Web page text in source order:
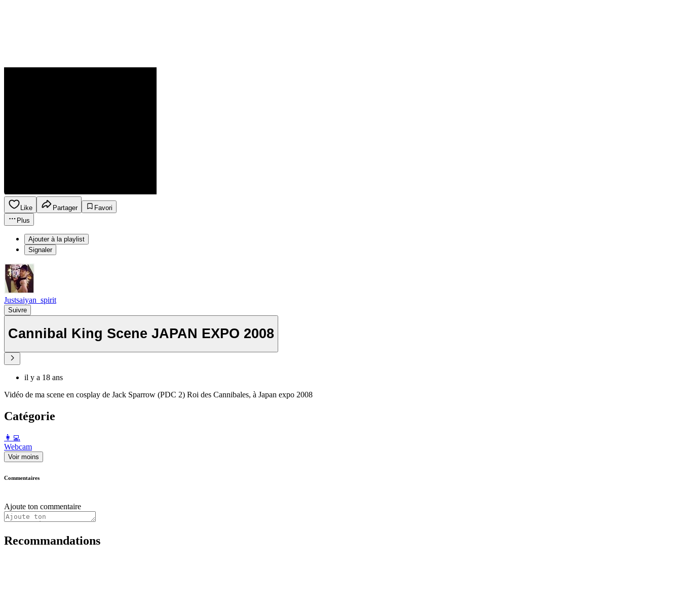
Like Partager
Favori
Plus
Ajouter à la playlist
Signaler
Justsaiyan_spirit
Suivre
Cannibal King Scene JAPAN EXPO 2008
il y a 18 ans
Vidéo de ma scene en cosplay de Jack Sparrow (PDC 2) Roi des Cannibales, à Japan expo 2008
Catégorie
️👩‍💻️
Webcam
Voir moins
Commentaires
Ajoute ton commentaire
Recommandations